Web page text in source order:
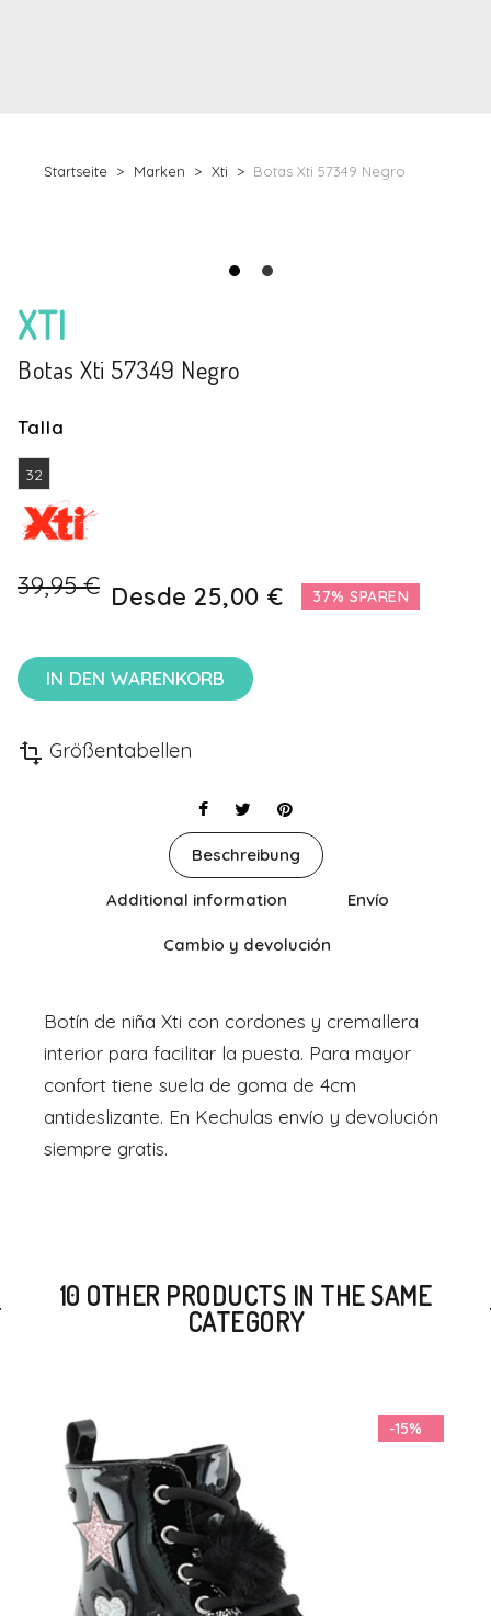
Startseite Marken Xti Botas Xti 57349 Negro
XTI
Botas Xti 57349 Negro
Talla
32
39,95 € Desde 25,00 € 37% SPAREN
IN DEN WARENKORB
transform Größentabellen
Beschreibung
Additional information Envío
Cambio y devolución
Botín de niña Xti con cordones y cremallera
interior para facilitar la puesta. Para mayor
confort tiene suela de goma de 4cm
antideslizante. En Kechulas envío y devolución
siempre gratis.
10 OTHER PRODUCTS IN THE SAME
CATEGORY
-15%